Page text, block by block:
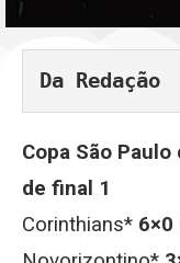
Da Redação
Copa São
de final 1
Corinthians* 6×0